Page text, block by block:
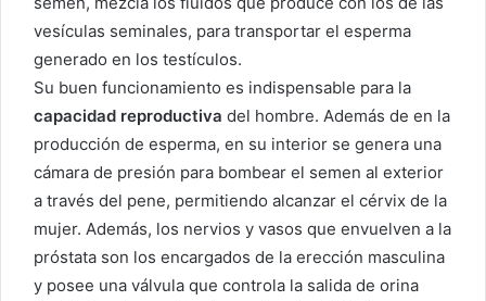
vesículas seminales, para transportar el esperma
generado en los testículos.
Su buen funcionamiento es indispensable para la
capacidad reproductiva del hombre. Además de en la
producción de esperma, en su interior se genera una
cámara de presión para bombear el semen al exterior
a través del pene, permitiendo alcanzar el cérvix de la
mujer. Además, los nervios y vasos que envuelven a la
próstata son los encargados de la erección masculina
y posee una válvula que controla la salida de orina